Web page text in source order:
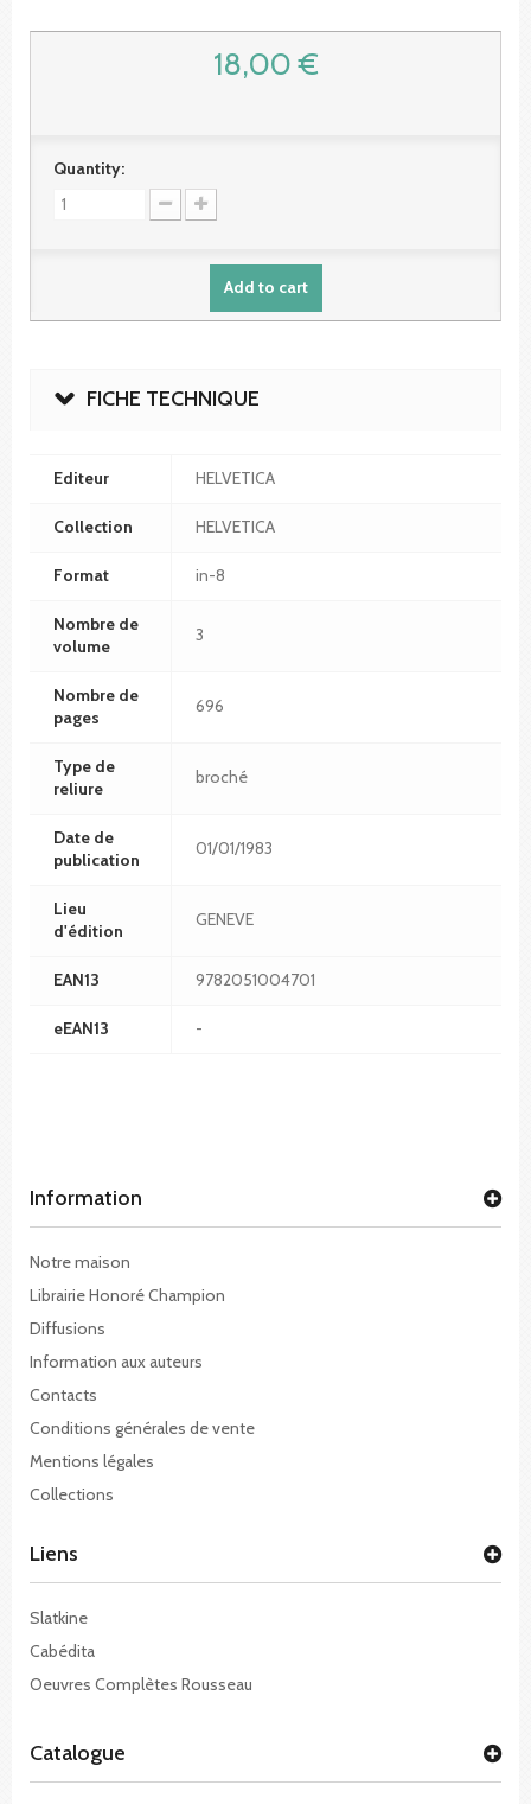
18,00 €
Quantity:
Add to cart
FICHE TECHNIQUE
Editeur HELVETICA
Collection HELVETICA
Format in-8
Nombre de
volume
3
Nombre de
pages
696
Type de
reliure
broché
Date de
publication
01/01/1983
Lieu
d'édition
GENEVE
EAN13 9782051004701
eEAN13 -
Information
Notre maison
Librairie Honoré Champion
Diffusions
Information aux auteurs
Contacts
Conditions générales de vente
Mentions légales
Collections
Liens
Slatkine
Cabédita
Oeuvres Complètes Rousseau
Catalogue